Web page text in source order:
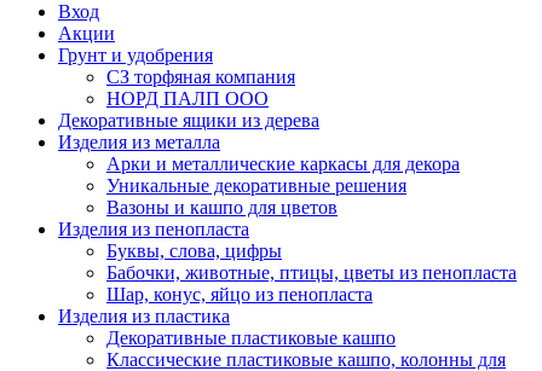
Вход
Акции
Грунт и удобрения
СЗ торфяная компания
НОРД ПАЛП ООО
Декоративные ящики из дерева
Изделия из металла
Арки и металлические каркасы для декора
Уникальные декоративные решения
Вазоны и кашпо для цветов
Изделия из пенопласта
Буквы, слова, цифры
Бабочки, животные, птицы, цветы из пенопласта
Шар, конус, яйцо из пенопласта
Изделия из пластика
Декоративные пластиковые кашпо
Классические пластиковые кашпо, колонны для